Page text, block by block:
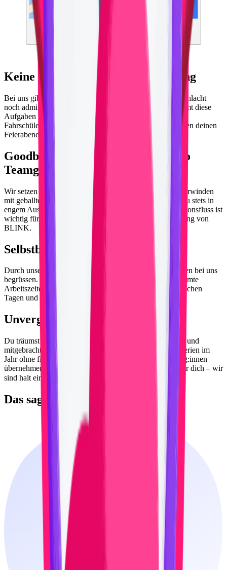
Keine administrative Verantwortung
Bei uns gibt’s für unsere Fahrlehrer:innen weder Papierschlacht
noch administrative Aufgaben. Unser Büroteam übernimmt diese
Aufgaben für dich, damit du dich voll und ganz auf deine
Fahrschüler:innen konzentrieren und nach den Fahrstunden deinen
Feierabend sorglos geniessen kannst.
Goodbye interner Wettkampf,
hallo
Teamgeist
Wir setzen uns zusammen für unsere Mission ein und überwinden
mit geballter Kraft Hindernisse. Als Fahrlehrer:in stehst du stets in
engem Austausch mit dem gesamten Team. Der Informationsfluss ist
wichtig für unseren Teamspirit und die stetige Verbesserung von
BLINK.
Selbstbestimmte Arbeitszeit
Durch unsere Grösse dürfen wir eine Menge Schüler:innen bei uns
begrüssen. Dadurch können wir flexible und selbstbestimmte
Arbeitszeiten gewährleisten. Du entscheidest also, an welchen
Tagen und zu welche Uhrzeit du arbeiten möchtest.
Unvergleichbare Bedingungen
Du träumst von Ferien am Sandstrand ganz ohne Sorgen und
mitgebrachte Büroarbeiten? Bei uns sind fünf Wochen Ferien im
Jahr ohne finanzielle Sorgen im Programm. Deine Kolleg:innen
übernehmen währenddessen unaufschiebbare Termine für dich – wir
sind halt ein richtiges Team! 😉
Das sagt